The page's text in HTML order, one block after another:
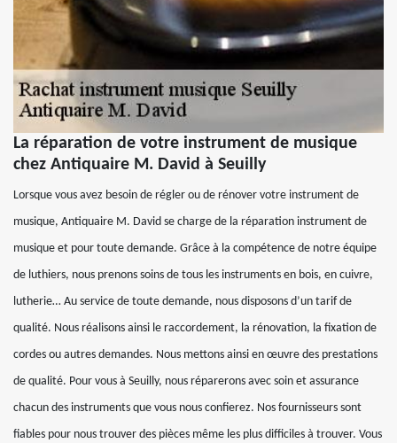
La réparation de votre instrument de musique
chez Antiquaire M. David à Seuilly
Lorsque vous avez besoin de régler ou de rénover votre instrument de
musique, Antiquaire M. David se charge de la réparation instrument de
musique et pour toute demande. Grâce à la compétence de notre équipe
de luthiers, nous prenons soins de tous les instruments en bois, en cuivre,
lutherie… Au service de toute demande, nous disposons d’un tarif de
qualité. Nous réalisons ainsi le raccordement, la rénovation, la fixation de
cordes ou autres demandes. Nous mettons ainsi en œuvre des prestations
de qualité. Pour vous à Seuilly, nous réparerons avec soin et assurance
chacun des instruments que vous nous confierez. Nos fournisseurs sont
fiables pour nous trouver des pièces même les plus difficiles à trouver. Vous